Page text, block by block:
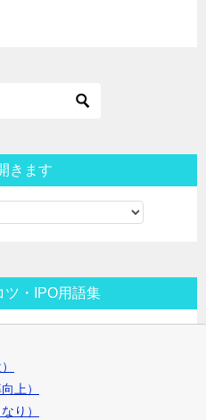
きます
ツ・IPO用語集
上）
り）